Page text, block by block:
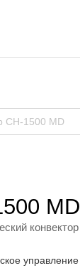
СH-1500 MD
MD
конвектор
управление